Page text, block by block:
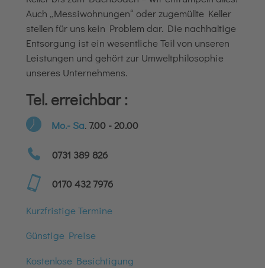
Auch „Messiwohnungen“ oder zugemüllte Keller
stellen für uns kein Problem dar. Die nachhaltige
Entsorgung ist ein wesentliche Teil von unseren
Leistungen und gehört zur Umweltphilosophie
unseres Unternehmens.
Tel. erreichbar :
Mo.- Sa. 7.00 - 20.00
0731 389 826
0170 432 7976
Kurzfristige Termine
Günstige Preise
Kostenlose Besichtigung